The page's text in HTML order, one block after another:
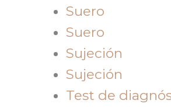
Suero
Suero
Sujeción
Sujeción
Test de